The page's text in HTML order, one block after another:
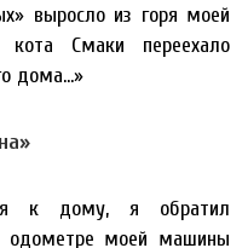
выросло из горя моей
Смаки переехало
дома…»
к дому, я обратил
одометре моей машины